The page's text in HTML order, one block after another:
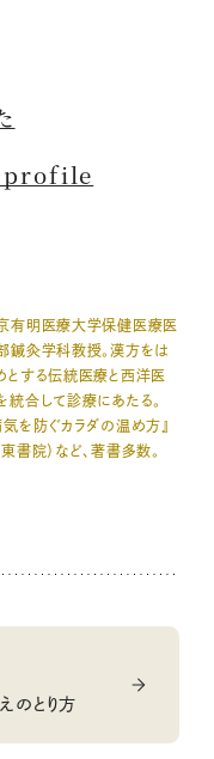
profile
有明医療大学保健医療医
鍼灸学科教授。漢方をは
とする伝統医療と西洋医
統合して診療にあたる。
気を防ぐカラダの温め方』
東書院）など、著書多数。
のとり方